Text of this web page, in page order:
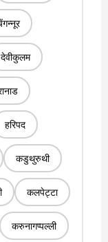
देवीकुलम
हरिपद
कडुथुरुथी
कलपेट्टा
करुनागप्पल्ली